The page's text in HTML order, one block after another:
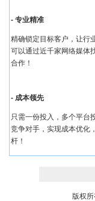
- 专业精准
精确锁定目标客户，让行
可以通过近千家网络媒体
合作！
- 成本领先
只需一份投入，多个平台
竞争对手，实现成本优化
杆！
版权所